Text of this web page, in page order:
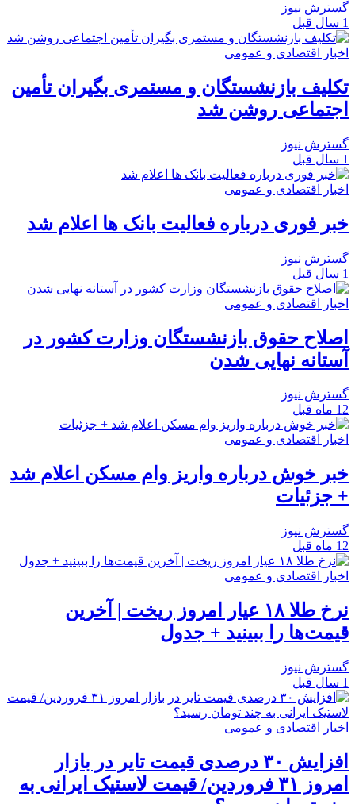
گسترش نیوز
1 سال قبل
اخبار اقتصادی و عمومی
تکلیف بازنشستگان و مستمری بگیران تأمین
اجتماعی روشن شد
گسترش نیوز
1 سال قبل
اخبار اقتصادی و عمومی
خبر فوری درباره فعالیت بانک ها اعلام شد
گسترش نیوز
1 سال قبل
اخبار اقتصادی و عمومی
اصلاح حقوق بازنشستگان وزارت کشور در
آستانه نهایی شدن
گسترش نیوز
12 ماه قبل
اخبار اقتصادی و عمومی
خبر خوش درباره واریز وام مسکن اعلام شد
+ جزئیات
گسترش نیوز
12 ماه قبل
اخبار اقتصادی و عمومی
نرخ طلا ۱۸ عیار امروز ریخت | آخرین
قیمت‌ها را ببینید + جدول
گسترش نیوز
1 سال قبل
اخبار اقتصادی و عمومی
افزایش ۳۰ درصدی قیمت تایر در بازار
امروز ۳۱ فروردین/ قیمت لاستیک ایرانی به